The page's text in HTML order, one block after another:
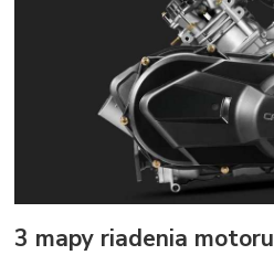
3 mapy riadenia motoru